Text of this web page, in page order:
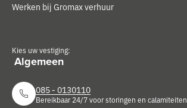
Werken bij Gromax verhuur
Kies uw vestiging:
085 - 0130110
Bereikbaar 24/7 voor storingen en calamiteiten